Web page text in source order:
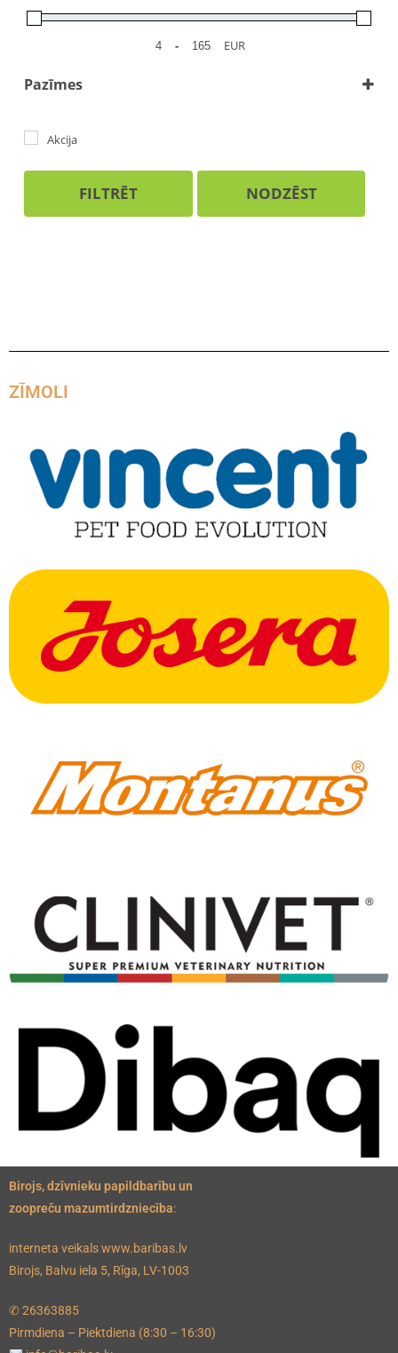
- EUR
Pazīmes
Liellopiem
Akcija
FILTRĒT NODZĒST
ZĪMOLI
Birojs, dzīvnieku papildbarību un
zoopreču mazumtirdzniecība:
interneta veikals www.baribas.lv
Birojs, Balvu iela 5, Rīga, LV-1003
✆ 26363885
Pirmdiena – Piektdiena (8:30 – 16:30)